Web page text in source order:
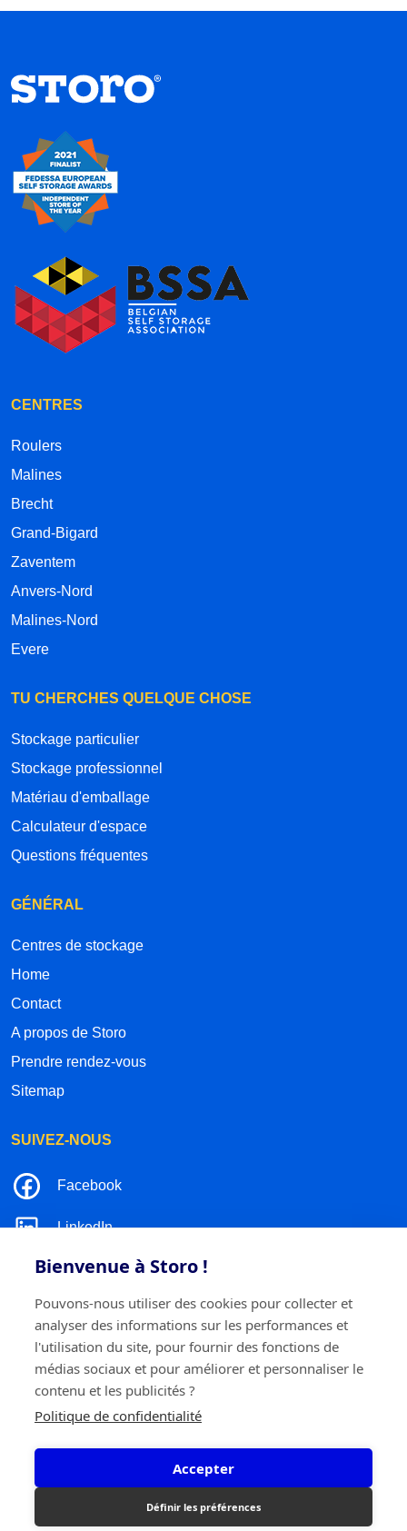
Bienvenue à Storo !
Pouvons-nous utiliser des cookies pour collecter et
analyser des informations sur les performances et
l'utilisation du site, pour fournir des fonctions de
médias sociaux et pour améliorer et personnaliser le
contenu et les publicités ?
Politique de confidentialité
Accepter
Définir les préférences
CENTRES
Roulers
Malines
Brecht
Grand-Bigard
Zaventem
Anvers-Nord
Malines-Nord
Evere
TU CHERCHES QUELQUE CHOSE
Stockage particulier
Stockage professionnel
Matériau d'emballage
Calculateur d'espace
Questions fréquentes
GÉNÉRAL
Centres de stockage
Home
Contact
A propos de Storo
Prendre rendez-vous
Sitemap
SUIVEZ-NOUS
Facebook
LinkedIn
Instagram
TikTok
©2026 Storo
Politique de confidentialité
Storo BV 0717.595.310